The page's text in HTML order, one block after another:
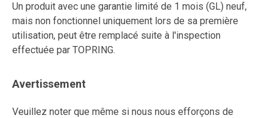
Un produit avec une garantie limité de 1 mois (GL) neuf,
mais non fonctionnel uniquement lors de sa première
utilisation, peut être remplacé suite à l'inspection
effectuée par TOPRING.
Avertissement
Veuillez noter que même si nous nous efforçons de